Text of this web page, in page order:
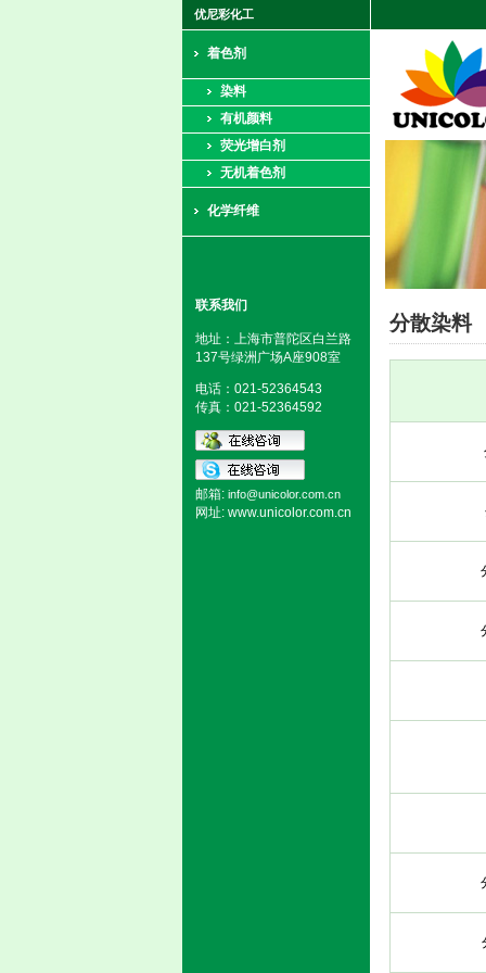
优尼彩化工
着色剂
染料
有机颜料
荧光增白剂
无机着色剂
化学纤维
联系我们
地址：上海市普陀区白兰路
137号绿洲广场A座908室
电话：021-52364543
传真：021-52364592
邮箱: info@unicolor.com.cn
网址: www.unicolor.com.cn
分散染料